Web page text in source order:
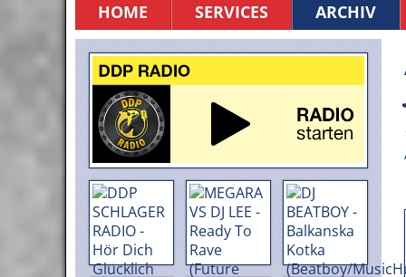
HOME SERVICES ARCHIV